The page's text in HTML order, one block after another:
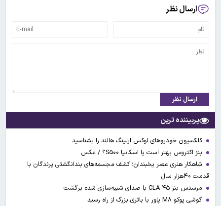
ارسال نظر
ارسال نظر
پربیننده ترین
کلکسیون خودروهای لوکس ارلینگ هالند را بشناسید
بنز اکتروس بهتر است یا اسکانیا S۵۰۰؟ / عکس
شاهکار هنری عصر یخبندان؛ کشف مجسمه‌های بندانگشتی‌ پرندگان با
قدمت ۴۰هزار سال
مرسدس بنز CLA ۴۵ با صدای شبیه‌سازی شده برگشت
گوشی پوکو M۸ پاور با باتری بزرگ از راه رسید